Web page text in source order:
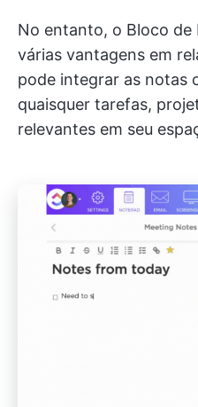
No entanto, o Bloco
várias vantagens em
pode integrar as notas
quaisquer tarefas,
relevantes em seu